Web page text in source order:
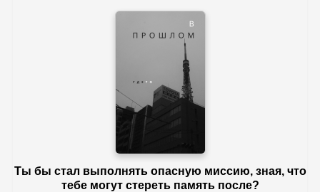
Ты бы стал выполнять опасную миссию, зная, что
тебе могут стереть память после?